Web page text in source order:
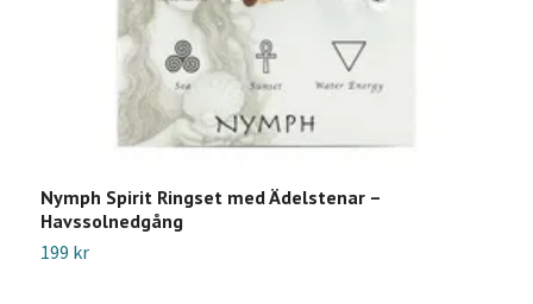
Nymph Spirit Ringset med Ädelstenar –
Havssolnedgång
199 kr